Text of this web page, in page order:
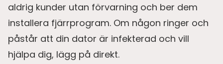
aldrig kunder utan förvarning och ber dem
installera fjärrprogram. Om någon ringer och
påstår att din dator är infekterad och vill
hjälpa dig, lägg på direkt.